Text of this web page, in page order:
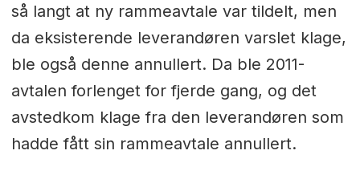
så langt at ny rammeavtale var tildelt, men
da eksisterende leverandøren varslet klage,
ble også denne annullert. Da ble 2011-
avtalen forlenget for fjerde gang, og det
avstedkom klage fra den leverandøren som
hadde fått sin rammeavtale annullert.